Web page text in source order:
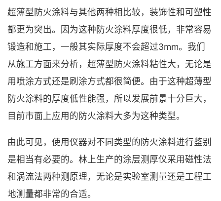
超薄型防火涂料与其他两种相比较，装饰性和可塑性
都更为突出。因为这种防火涂料厚度很低，非常容易
锻造和施工，一般其实际厚度不会超过3mm。我们
从施工方面来分析，超薄型防火涂料粘性大，无论是
用喷涂方式还是刷涂方式都很简便。由于这种超薄型
防火涂料的厚度低性能强，所以发展前景十分巨大，
目前市面上应用的防火涂料大多为这种类型。
由此可见，使用仪器对不同类型的防火涂料进行鉴别
是相当有必要的。林上生产的涂层测厚仪采用磁性法
和涡流法两种测原理，无论是实验室测量还是工程工
地测量都非常的合适。